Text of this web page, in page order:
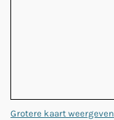
Grotere kaart weergeven